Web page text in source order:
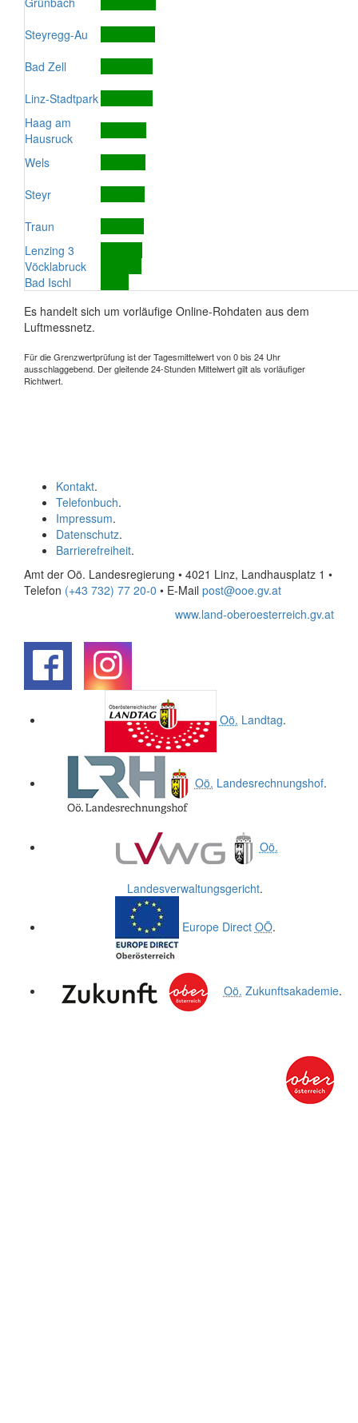
Steyregg-Au
Bad Zell
Linz-Stadtpark
Haag am
Hausruck
Wels
Steyr
Traun
Lenzing 3
Vöcklabruck
Bad Ischl
Es handelt sich um vorläufige Online-Rohdaten aus dem
Luftmessnetz.
Für die Grenzwertprüfung ist der Tagesmittelwert von 0 bis 24 Uhr
ausschlaggebend. Der gleitende 24-Stunden Mittelwert gilt als vorläufiger
Richtwert.
Kontakt.
Telefonbuch.
Impressum.
Datenschutz.
Barrierefreiheit.
Amt der Oö. Landesregierung • 4021 Linz, Landhausplatz 1 •
Telefon (+43 732) 77 20-0 • E-Mail post@ooe.gv.at
www.land-oberoesterreich.gv.at
Oö. Landtag.
Oö. Landesrechnungshof.
Oö.
Landesverwaltungsgericht.
Europe Direct OÖ.
Oö. Zukunftsakademie.